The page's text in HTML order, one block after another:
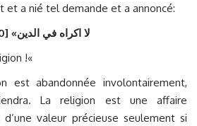
et a nié tel demande et a annoncé:
لا اكراه ف‍ي الدين» [20
!«
est abandonnée involontairement,
La religion est une affaire
valeur précieuse seulement si